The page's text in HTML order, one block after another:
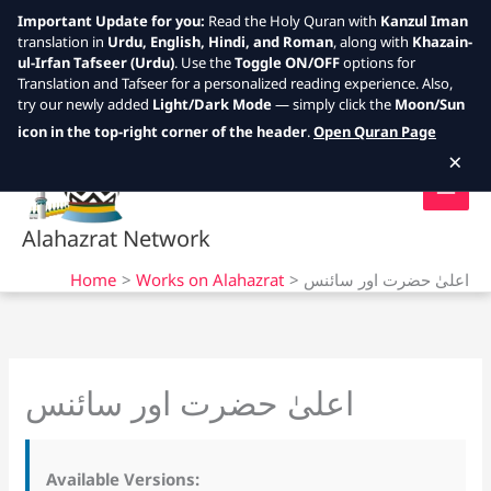
Skip
Alahazrat Network
Home Works on Alahazrat اعلیٰ حضرت اور سائنس
اعلیٰ حضرت اور سائنس
Available Versions:
Important Update for you: Read the Holy Quran with Kanzul Iman
translation in Urdu, English, Hindi, and Roman, along with Khazain-
ul-Irfan Tafseer (Urdu). Use theToggle ON/OFFoptions for
Translation and Tafseer for a personalized reading experience. Also,
try our newly added Light/Dark Mode— simply click the Moon/Sun
icon in the top-right corner of the header.Open Quran Page
×